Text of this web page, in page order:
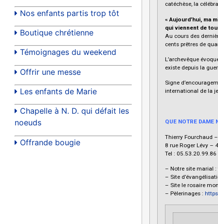
Nos enfants partis trop tôt
Boutique chrétienne
Témoignages du weekend
Offrir une messe
Les enfants de Marie
Chapelle à N. D. qui défait les
noeuds
Offrande bougie
catéchèse, la
« Aujourd’hui, ma
qui viennent de
Au cours des
cents prêtres de
L’archevêque
existe depuis la
Signe
international de la
QUE NOTRE DAME
Thierry Fourchaud
8 rue Roger Lévy –
Tel : 05.53.20.99.86
– Notre site marial
– Site
– Site le rosaire
– Pèlerinages :